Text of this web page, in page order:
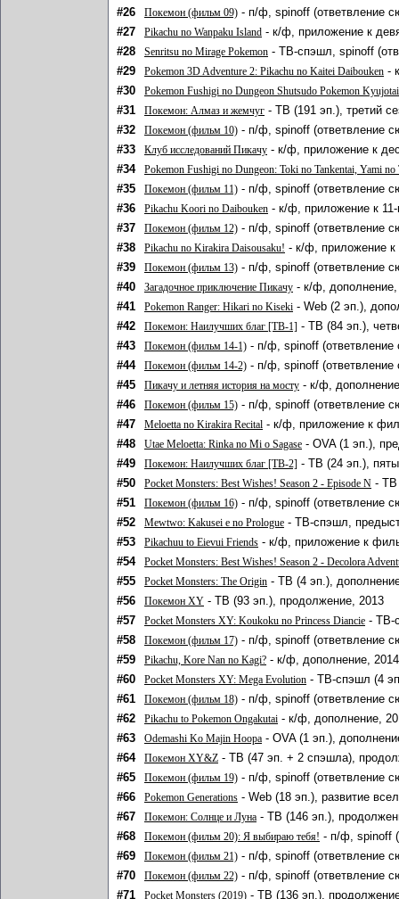
#26
Покемон (фильм 09) - п/ф, spinoff (ответвление
#27
Pikachu no Wanpaku Island - к/ф, приложение к
#28
Senritsu no Mirage Pokemon - ТВ-спэшл, spinoff
#29
Pokemon 3D Adventure 2: Pikachu no Kaitei Daibouken -
#30
Pokemon Fushigi no Dungeon Shutsudo Pokemon
#31 Покемон: Алмаз и жемчуг - ТВ (191 эп.), третий
#32
Покемон (фильм 10) - п/ф, spinoff (ответвление
#33
Клуб исследований Пикачу - к/ф, приложение к
#34
Pokemon Fushigi no Dungeon: Toki no Tankentai, Yami no
#35 Покемон (фильм 11) - п/ф, spinoff (ответвление
#36
Pikachu Koori no Daibouken - к/ф, приложение к
#37
Покемон (фильм 12) - п/ф, spinoff (ответвление
#38
Pikachu no Kirakira Daisousaku! - к/ф, приложение
#39
Покемон (фильм 13) - п/ф, spinoff (ответвление
#40
Загадочное приключение Пикачу - к/ф, дополнение,
#41
Pokemon Ranger: Hikari no Kiseki - Web (2 эп.),
#42
Покемон: Наилучших благ [ТВ-1] - ТВ (84 эп.),
#43
Покемон (фильм 14-1) - п/ф, spinoff (ответвление
#44
Покемон (фильм 14-2) - п/ф, spinoff (ответвление
#45
Пикачу и летняя история на мосту - к/ф,
#46
Покемон (фильм 15) - п/ф, spinoff (ответвление
#47
Meloetta no Kirakira Recital - к/ф, приложение к
#48
Utae Meloetta: Rinka no Mi o Sagase - OVA (1 эп.),
#49
Покемон: Наилучших благ [ТВ-2] - ТВ (24 эп.),
#50
Pocket Monsters: Best Wishes! Season 2 - Episode N - ТВ
#51
Покемон (фильм 16) - п/ф, spinoff (ответвление
#52
Mewtwo: Kakusei e no Prologue - ТВ-спэшл,
#53
Pikachuu to Eievui Friends - к/ф, приложение к
#54
Pocket Monsters: Best Wishes! Season 2 - Decolora
#55 Pocket Monsters: The Origin - ТВ (4 эп.),
#56
Покемон XY - ТВ (93 эп.), продолжение, 2013
#57
Pocket Monsters XY: Koukoku no Princess Diancie - ТВ-
#58
Покемон (фильм 17) - п/ф, spinoff (ответвление
#59
Pikachu, Kore Nan no Kagi? - к/ф, дополнение, 2014
#60
Pocket Monsters XY: Mega Evolution - ТВ-спэшл (4
#61
Покемон (фильм 18) - п/ф, spinoff (ответвление
#62
Pikachu to Pokemon Ongakutai - к/ф, дополнение,
#63
Odemashi Ko Majin Hoopa - OVA (1 эп.),
#64
Покемон XY&Z - ТВ (47 эп. + 2 спэшла),
#65
Покемон (фильм 19) - п/ф, spinoff (ответвление
#66
Pokemon Generations - Web (18 эп.), развитие
#67
Покемон: Солнце и Луна - ТВ (146 эп.),
#68
Покемон (фильм 20): Я выбираю тебя! - п/ф, spinoff
#69
Покемон (фильм 21) - п/ф, spinoff (ответвление
#70
Покемон (фильм 22) - п/ф, spinoff (ответвление
#71
Pocket Monsters (2019) - ТВ (136 эп.),